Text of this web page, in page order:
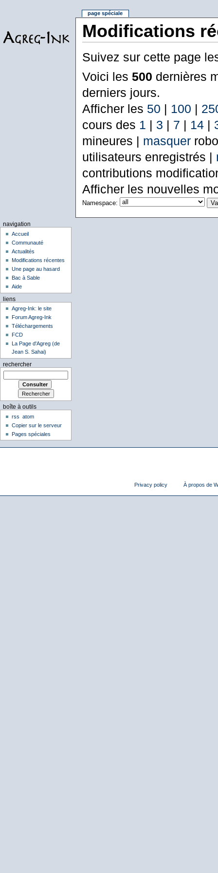
Modifications
Suivez sur cette page
Voici les 500 dernières
derniers jours.
Afficher les 50 | 100 |
cours des 1 | 3 | 7 | 14|
mineures | masquer
utilisateurs enregistrés |
contributions
Afficher les nouvelles
Namespace:
page spéciale
navigation
Accueil
Communauté
Actualités
Modifications récentes
Une page au hasard
Bac à Sable
Aide
liens
Agreg-Ink: le site
Forum Agreg-Ink
Téléchargements
FCD
La Page d'Agreg (de
Jean S. Sahai)
rechercher
boîte à outils
rss
atom
Copier sur le serveur
Pages spéciales
Privacy policy À propos de